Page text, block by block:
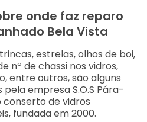
onde faz reparo
Bela Vista
estrelas, olhos de boi,
nº de chassi nos vidros,
entre outros, são alguns
empresa S.O.S Pára-
conserto de vidros
fundada em 2000.